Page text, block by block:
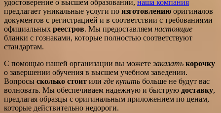
удостоверение о высшем образовании, наша компания
предлагает уникальные услуги по изготовлению оригиналов
документов с регистрацией и в соответствии с требованиями
официальных реестров. Мы предоставляем настоящие
бланки с гознаками, которые полностью соответствуют
стандартам.
С помощью нашей организации вы можете заказать корочку
о завершении обучения в высшем учебном заведении.
Вопросы сколько стоит или где купить больше не будут вас
волновать. Мы обеспечиваем надежную и быструю доставку,
предлагая образцы с оригинальным приложением по ценам,
которые действительно недороги.